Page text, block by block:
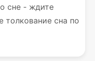
сне - ждите
толкование сна по